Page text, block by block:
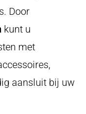
Door
kunt u
met
aansluit bij uw